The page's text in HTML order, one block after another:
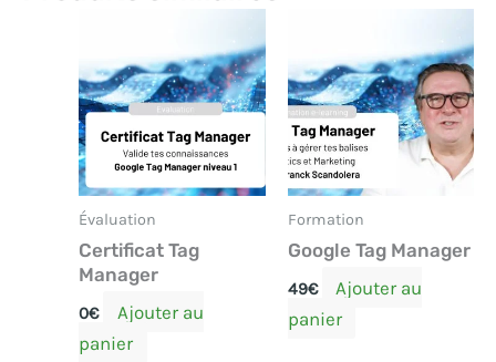
Évaluation
Certificat Tag
Manager
0€
Ajouter au
panier
Formation
Google Tag Manager
49€
Ajouter au
panier